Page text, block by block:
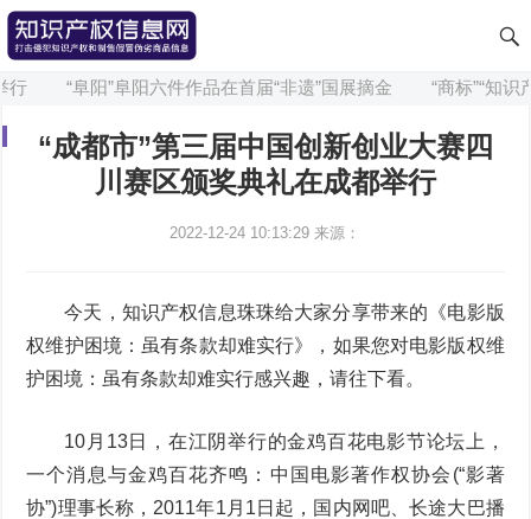
“阜阳”阜阳六件作品在首届“非遗”国展摘金 “商标”“知识
“成都市”第三届中国创新创业大赛四
川赛区颁奖典礼在成都举行
2022-12-24 10:13:29 来源：
今天，知识产权信息珠珠给大家分享带来的《电影版
权维护困境：虽有条款却难实行》，如果您对电影版权维
护困境：虽有条款却难实行感兴趣，请往下看。
10月13日，在江阴举行的金鸡百花电影节论坛上，
一个消息与金鸡百花齐鸣：中国电影著作权协会(“影著
协”)理事长称，2011年1月1日起，国内网吧、长途大巴播